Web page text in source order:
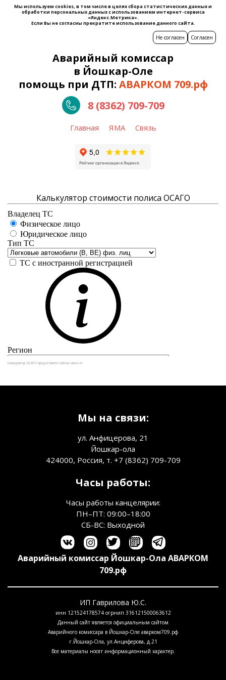
Мы используем cookies, в том числе в целях сбора статистических данных и
обработки персональных данных с использованием интернет-сервиса
«Яндекс.Метрика».
Если Вы не согласны прекратите использование данного сайта.
Не согласен Согласен
Аварийный комиссар
в Йошкар-Оле
помощь при ДТП: АВАРКОМ 709.рф
8 (8362) 709-709
Главная ЯМА Связь
Калькулятор стоимости полиса ОСАГО
Калькулятор ОСАГО предоставлен сайтом calcus.ru
Часы работы:
Часы работы канцелярии:
ПН–ПТ: 09:00–18:00
СБ-ВС: Выходной
Мы на связи:
ул. Анфицерова, 21
Йошкар-ола
424000, Россия, т. +7 (8362) 709-709
Аварийный комиссар Йошкар-Ола АВАРКОМ
709.рф
ИП Гаврилова Ю.С.
инн 121524178574 огрнип 316121500063612
Данный сайт является официальным сайтом
Аварийного комиссара в Йошкар-Оле аварком709.рф
г.Йошкар-Ола, ул.Анциферова, д.21
Все материалы носят информационный характер.